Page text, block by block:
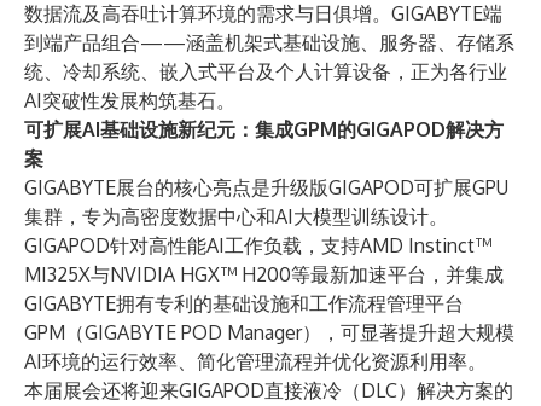
数据流及高吞吐计算环境的需求与日俱增。GIGABYTE端
到端产品组合——涵盖机架式基础设施、服务器、存储系
统、冷却系统、嵌入式平台及个人计算设备，正为各行业
AI突破性发展构筑基石。
可扩展AI基础设施新纪元：集成GPM的GIGAPOD解决方
案
GIGABYTE展台的核心亮点是升级版GIGAPOD可扩展GPU
集群，专为高密度数据中心和AI大模型训练设计。
GIGAPOD针对高性能AI工作负载，支持AMD Instinct™
MI325X与NVIDIA HGX™ H200等最新加速平台，并集成
GIGABYTE拥有专利的基础设施和工作流程管理平台
GPM（GIGABYTE POD Manager），可显著提升超大规模
AI环境的运行效率、简化管理流程并优化资源利用率。
本届展会还将迎来GIGAPOD直接液冷（DLC）解决方案的